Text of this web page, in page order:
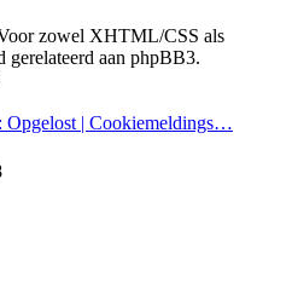
zowel XHTML/CSS als
gerelateerd aan phpBB3.
Opgelost | Cookiemeldings…